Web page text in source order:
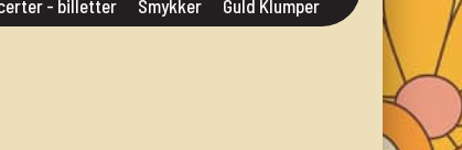
- billetter Smykker Guld Klumper